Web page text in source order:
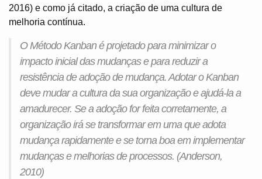
2016) e como já citado, a criação de uma cultura de
melhoria contínua.
O Método Kanban é projetado para minimizar o
impacto inicial das mudanças e para reduzir a
resistência de adoção de mudança. Adotar o Kanban
deve mudar a cultura da sua organização e ajudá-la a
amadurecer. Se a adoção for feita corretamente, a
organização irá se transformar em uma que adota
mudança rapidamente e se torna boa em implementar
mudanças e melhorias de processos. (Anderson,
2010)